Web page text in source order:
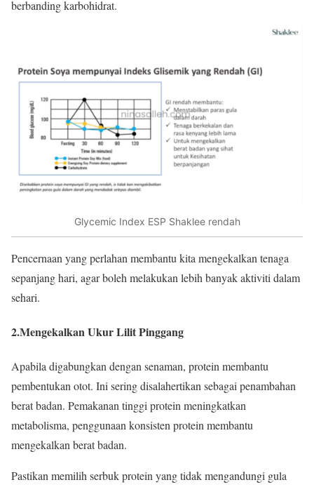
berbanding karbohidrat.
Glycemic Index ESP Shaklee rendah
Pencernaan yang perlahan membantu kita mengekalkan tenaga
sepanjang hari, agar boleh melakukan lebih banyak aktiviti dalam
sehari.
2.Mengekalkan Ukur Lilit Pinggang
Apabila digabungkan dengan senaman, protein membantu
pembentukan otot. Ini sering disalahertikan sebagai penambahan
berat badan. Pemakanan tinggi protein meningkatkan
metabolisma, penggunaan konsisten protein membantu
mengekalkan berat badan.
Pastikan memilih serbuk protein yang tidak mengandungi gula